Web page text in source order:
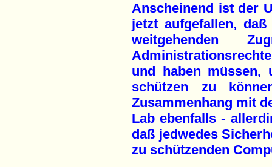
Anscheinend ist der
jetzt aufgefallen,
weitgehenden
und haben müssen,
schützen zu
Zusammenhang mit
Lab ebenfalls -
daß jedwedes
zu schützenden